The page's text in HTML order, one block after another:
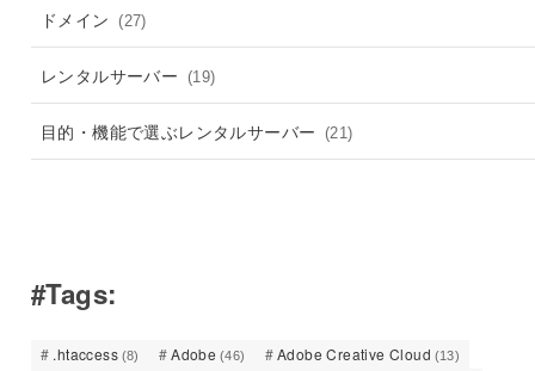
ドメイン (27)
レンタルサーバー (19)
目的・機能で選ぶレンタルサーバー (21)
#Tags:
.htaccess (8) Adobe (46) Adobe Creative Cloud (13)